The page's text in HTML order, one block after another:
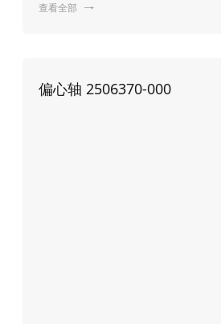
查看全部 
偏心轴 2506370-000